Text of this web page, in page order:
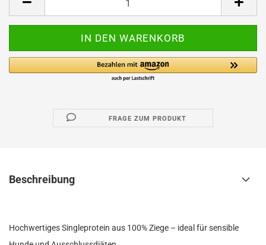
FRAGE ZUM PRODUKT
Beschreibung
Hochwertiges Singleprotein aus 100% Ziege – ideal für sensible